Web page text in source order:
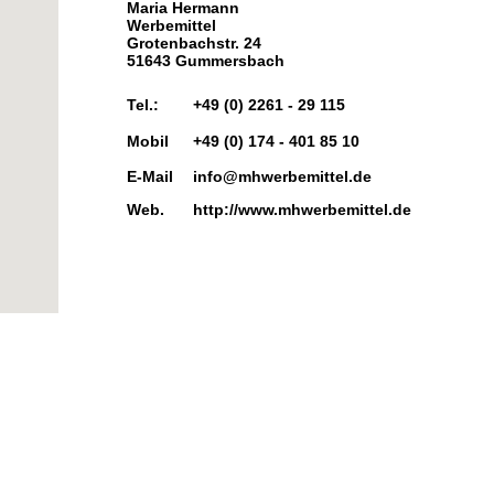
Maria Hermann
Werbemittel
Grotenbachstr. 24
51643 Gummersbach
Tel.: +49 (0) 2261 - 29 115
Mobil
+49 (0) 174 - 401 85 10
E-Mail
info@mhwerbemittel.de
Web.
http://www.mhwerbemittel.de